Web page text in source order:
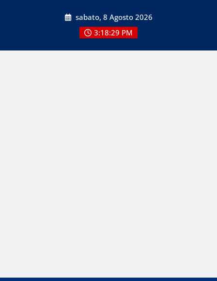
sabato, 8 Agosto 2026
3:18:29 PM